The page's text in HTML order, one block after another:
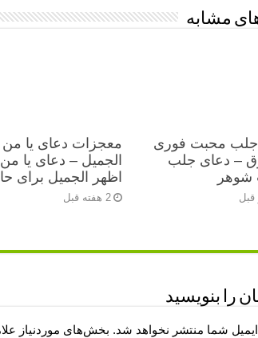
مشابه
جلب محبت فوری
– دعای جلب
شوهر
معجزات دعای یا من
الجمیل – دعای یا من
اظهر الجمیل برای
2 هفته قبل
را بنویسید
شما منتشر نخواهد شد. بخش‌های موردنیاز